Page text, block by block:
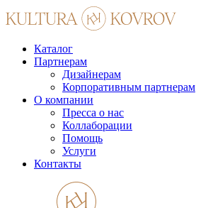
Каталог
Партнерам
Дизайнерам
Корпоративным партнерам
О компании
Пресса о нас
Коллаборации
Помощь
Услуги
Контакты